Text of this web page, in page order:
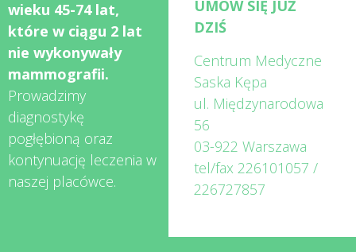
wieku 45-74 lat,
które w ciągu 2 lat
nie wykonywały
mammografii.
Prowadzimy
diagnostykę
pogłębioną oraz
kontynuację leczenia w
naszej placówce.
UMÓW SIĘ JUŻ
DZIŚ
Centrum Medyczne
Saska Kępa
ul. Międzynarodowa
56
03-922 Warszawa
tel/fax 226101057 /
226727857